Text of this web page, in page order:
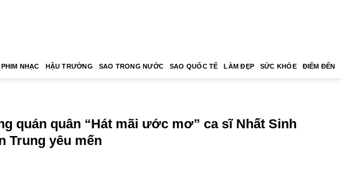
PHIM NHẠC HẬU TRƯỜNG SAO TRONG NƯỚC SAO QUỐC TẾ LÀM ĐẸP SỨC KHỎE ĐIỂM ĐẾN
quán quân “Hát mãi ước mơ” ca sĩ Nhất Sinh
Trung yêu mến